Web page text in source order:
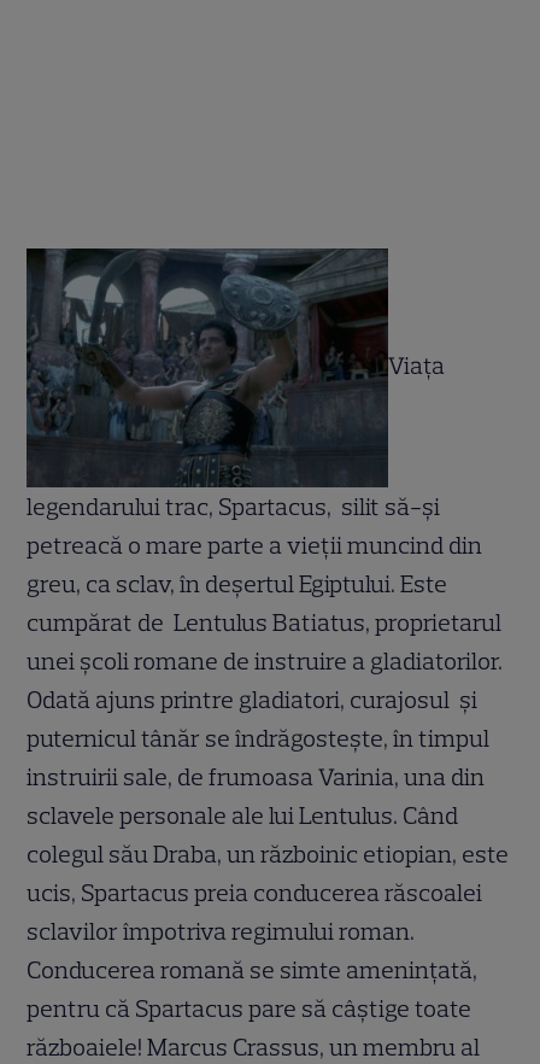
Viaţa
legendarului trac, Spartacus, silit să-şi
petreacă o mare parte a vieţii muncind din
greu, ca sclav, în deşertul Egiptului. Este
cumpărat de Lentulus Batiatus, proprietarul
unei şcoli romane de instruire a gladiatorilor.
Odată ajuns printre gladiatori, curajosul şi
puternicul tânăr se îndrăgosteşte, în timpul
instruirii sale, de frumoasa Varinia, una din
sclavele personale ale lui Lentulus. Când
colegul său Draba, un războinic etiopian, este
ucis, Spartacus preia conducerea răscoalei
sclavilor împotriva regimului roman.
Conducerea romană se simte ameninţată,
pentru că Spartacus pare să câştige toate
războaiele! Marcus Crassus, un membru al